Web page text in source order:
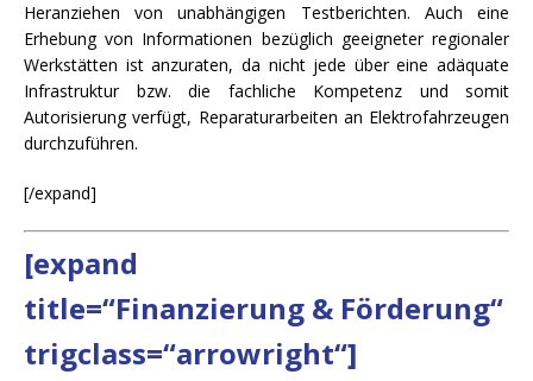
Heranziehen von unabhängigen Testberichten. Auch eine
Erhebung von Informationen bezüglich geeigneter regionaler
Werkstätten ist anzuraten, da nicht jede über eine adäquate
Infrastruktur bzw. die fachliche Kompetenz und somit
Autorisierung verfügt, Reparaturarbeiten an Elektrofahrzeugen
durchzuführen.
[/expand]
[expand
title=“Finanzierung & Förderung“
trigclass=“arrowright“]